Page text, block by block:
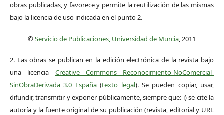
obras publicadas, y favorece y permite la reutilización de las mismas
bajo la licencia de uso indicada en el punto 2.
©Servicio de Publicaciones, Universidad de Murcia, 2011
2. Las obras se publican en la edición electrónica de la revista bajo
una licencia Creative Commons Reconocimiento-NoComercial-
SinObraDerivada 3.0 España(texto legal). Se pueden copiar, usar,
difundir, transmitir y exponer públicamente, siempre que: i) se cite la
autoría y la fuente original de su publicación (revista, editorial y URL